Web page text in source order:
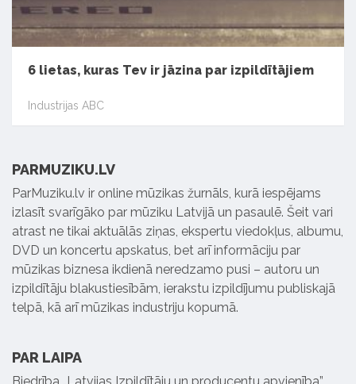
6 lietas, kuras Tev ir jāzina par izpildītājiem
Industrijas ABC
PARMUZIKU.LV
ParMuziku.lv ir online mūzikas žurnāls, kurā iespējams
izlasīt svarīgāko par mūziku Latvijā un pasaulē. Šeit vari
atrast ne tikai aktuālās ziņas, ekspertu viedokļus, albumu,
DVD un koncertu apskatus, bet arī informāciju par
mūzikas biznesa ikdienā neredzamo pusi – autoru un
izpildītāju blakustiesībām, ierakstu izpildījumu publiskajā
telpā, kā arī mūzikas industriju kopumā.
PAR LAIPA